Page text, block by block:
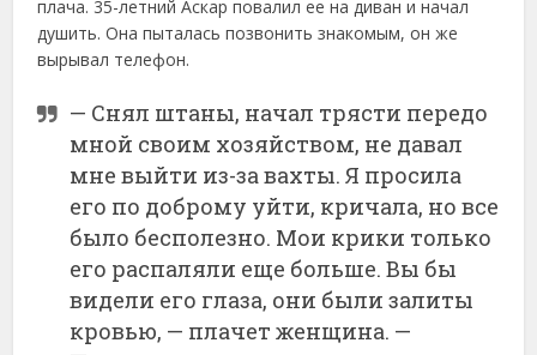
плача. 35-летний Аскар повалил ее на диван и начал
душить. Она пыталась позвонить знакомым, он же
вырывал телефон.
— Снял штаны, начал трясти передо
мной своим хозяйством, не давал
мне выйти из-за вахты. Я просила
его по доброму уйти, кричала, но все
было бесполезно. Мои крики только
его распаляли еще больше. Вы бы
видели его глаза, они были залиты
кровью, — плачет женщина. —